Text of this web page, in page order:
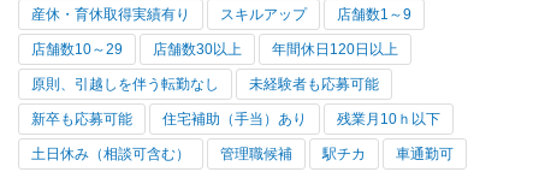
産休・育休取得実績有り スキルアップ 店舗数1～9
店舗数10～29 店舗数30以上 年間休日120日以上
原則、引越しを伴う転勤なし 未経験者も応募可能
新卒も応募可能 住宅補助（手当）あり 残業月10ｈ以下
土日休み（相談可含む） 管理職候補 駅チカ 車通勤可